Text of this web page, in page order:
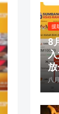
援
8
八